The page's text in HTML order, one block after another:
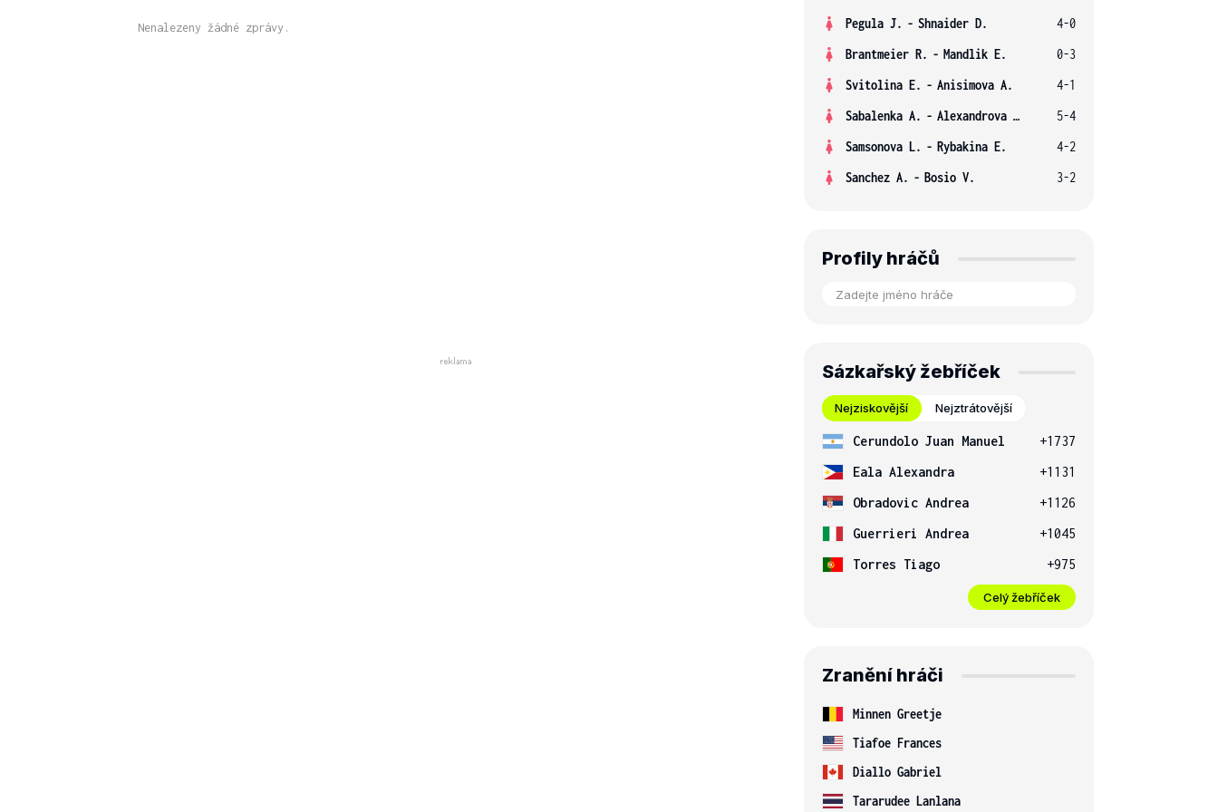
Nenalezeny žádné zprávy.
Pegula J. - Shnaider D.
4-0
Brantmeier R. - Mandlik E.
0-3
Svitolina E. - Anisimova A.
4-1
Sabalenka A. - Alexandrova E.
5-4
Samsonova L. - Rybakina E.
4-2
Sanchez A. - Bosio V. 3-2
Profily hráčů
Sázkařský žebříček
Nejziskovější Nejztrátovější
Cerundolo Juan Manuel
+1737
Eala Alexandra
+1131
Obradovic Andrea
+1126
Guerrieri Andrea
+1045
Torres Tiago
+975
Celý žebříček
Zranění hráči
Minnen Greetje
Tiafoe Frances
Diallo Gabriel
Tararudee Lanlana